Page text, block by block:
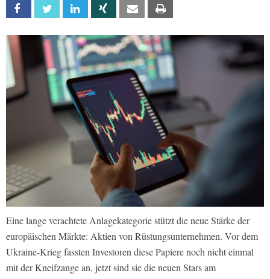
Facebook Twitter Linkedin Xing Email
Eine lange verachtete Anlagekategorie stützt die neue Stärke der
europäischen Märkte: Aktien von Rüstungsunternehmen. Vor dem
Ukraine-Krieg fassten Investoren diese Papiere noch nicht einmal
mit der Kneifzange an, jetzt sind sie die neuen Stars am